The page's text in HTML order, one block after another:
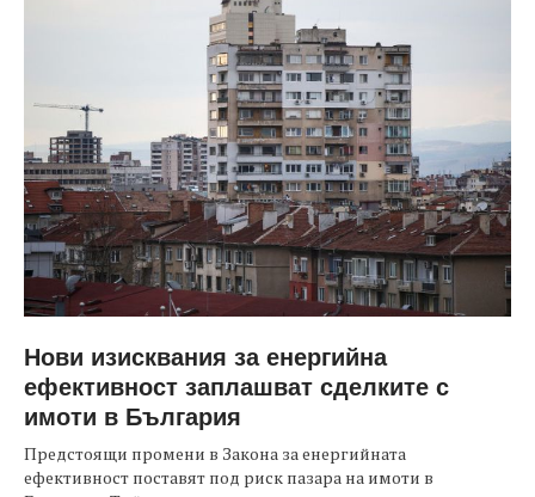
Нови изисквания за енергийна
ефективност заплашват сделките с
имоти в България
Предстоящи промени в Закона за енергийната
ефективност поставят под риск пазара на имоти в